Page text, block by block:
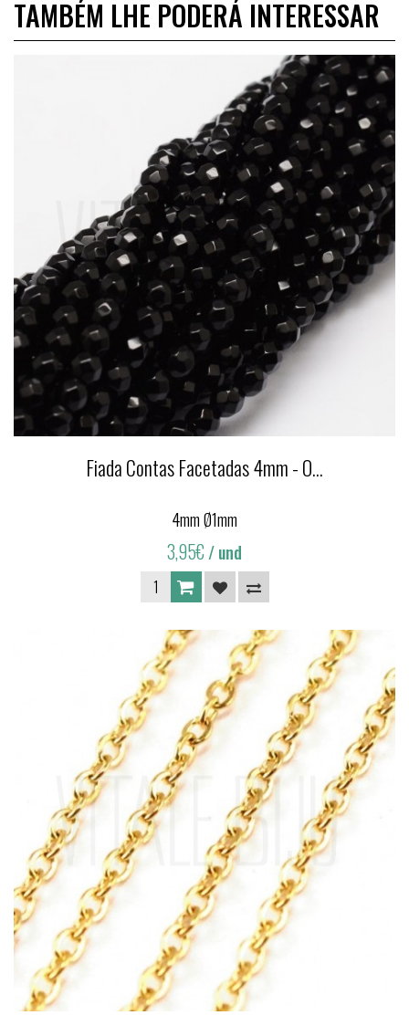
TAMBÉM LHE PODERÁ INTERESSAR
Fiada Contas Facetadas 4mm - O...
4mm Ø1mm
3,95€/ und